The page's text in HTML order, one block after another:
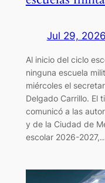
Jul 29, 2026
Al inicio del ciclo
ninguna escuela
miércoles el
Delgado Carrillo. El
comunicó a las
y de la Ciudad de
escolar 2026-